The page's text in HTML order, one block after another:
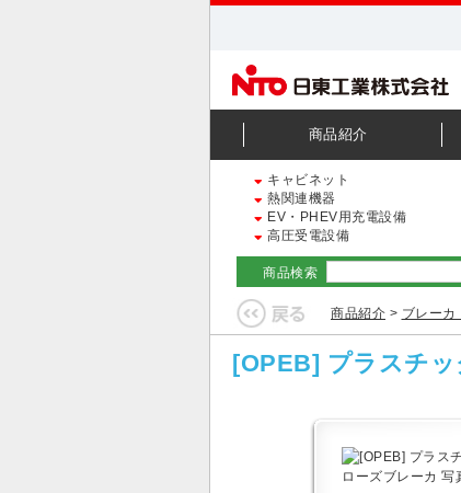
商品紹介
キャビネット
熱関連機器
EV・PHEV用充電設備
高圧受電設備
商品検索
商品紹介 > ブレーカ
[OPEB] プラスチ